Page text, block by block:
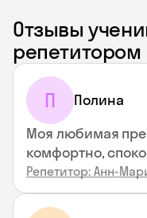
Отзывы
репетитором
П Полина
Моя любимая
комфортно,
Репетитор: Анн-